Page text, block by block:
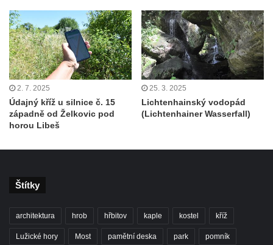
2. 7. 2025
Údajný kříž u silnice č. 15
západně od Želkovic pod
horou Libeš
25. 3. 2025
Lichtenhainský vodopád
(Lichtenhainer Wasserfall)
Štítky
architektura hrob hřbitov kaple kostel kříž
Lužické hory Most pamětní deska park pomník